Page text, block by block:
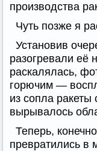
производства
Чуть позже я
Установив
разогревали её
раскалялась,
горючим —
из сопла ракеты
вырывалось
Теперь,
превратились в